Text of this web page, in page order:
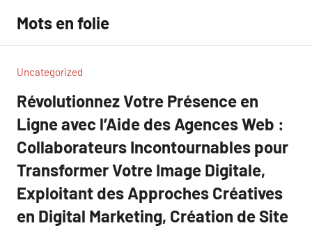
contenu
Mots en folie
Uncategorized
Révolutionnez Votre Présence en
Ligne avec l’Aide des Agences Web :
Collaborateurs Incontournables pour
Transformer Votre Image Digitale,
Exploitant des Approches Créatives
en Digital Marketing, Création de Site